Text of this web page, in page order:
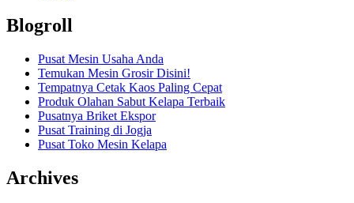
Blogroll
Pusat Mesin Usaha Anda
Temukan Mesin Grosir Disini!
Tempatnya Cetak Kaos Paling Cepat
Produk Olahan Sabut Kelapa Terbaik
Pusatnya Briket Ekspor
Pusat Training di Jogja
Pusat Toko Mesin Kelapa
Archives